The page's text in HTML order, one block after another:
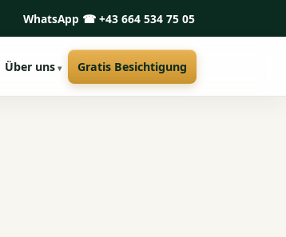
WhatsApp ☎ +43 664 534 75 05
Über uns Gratis Besichtigung